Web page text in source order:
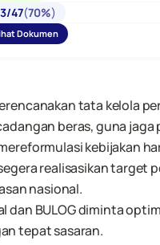
/47(70%)
Dokumen
tata kelola
beras, guna
kebijakan
realisasikan target
nasional.
dan BULOG diminta
tepat sasaran.